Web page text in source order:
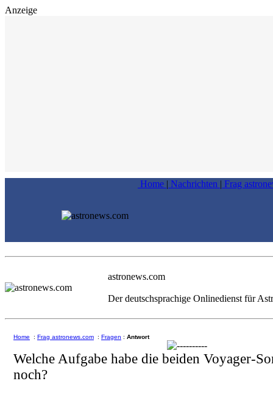
Anzeige
Home | Nachrichten | Frag
astronews.com
Der deutschsprachige Onlinedienst für
Home : Frag astronews.com : Fragen : Antwort
Welche Aufgabe habe die beiden Voyager-
noch?